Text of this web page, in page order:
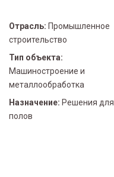
Отрасль: Промышленное
строительство
Тип объекта:
Машиностроение и
металлообработка
Назначение: Решения для
полов